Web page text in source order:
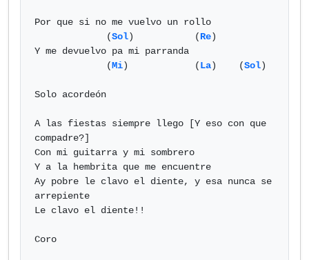
Por que si no me vuelvo un rollo
             (
Sol)           (Re)
Y me devuelvo pa mi parranda
             (
Mi)            (La)    (Sol)
Solo acordeón
A las fiestas siempre llego [Y eso con que
compadre?]
Con mi guitarra y mi sombrero
Y a la hembrita que me encuentre
Ay pobre le clavo el diente, y esa nunca se
arrepiente
Le clavo el diente!!
Coro